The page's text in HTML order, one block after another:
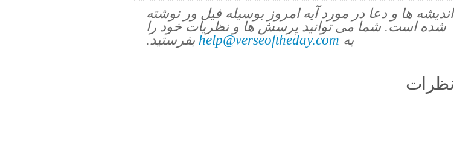
اندیشه ها و دعا در مورد آیه امروز بوسیله فیل ور نوشته
شده است. شما می توانید پرسش ها و نظریات خود را
بهhelp@verseoftheday.com بفرستید.
نظرات